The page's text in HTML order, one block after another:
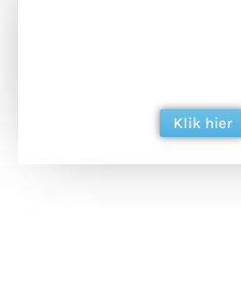
Klik hier